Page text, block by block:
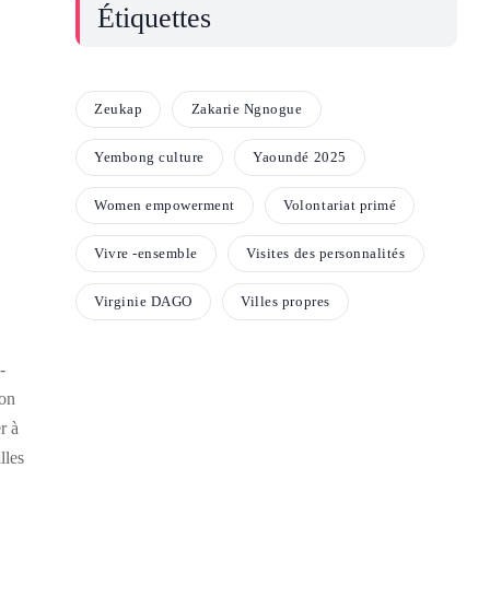
à
Étiquettes
Zeukap Zakarie Ngnogue
Yembong culture Yaoundé 2025
Women empowerment Volontariat primé
Vivre -ensemble Visites des personnalités
Virginie DAGO Villes propres